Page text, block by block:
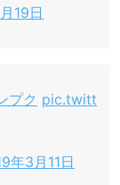
19日
プク pic.twitt
年3月11日